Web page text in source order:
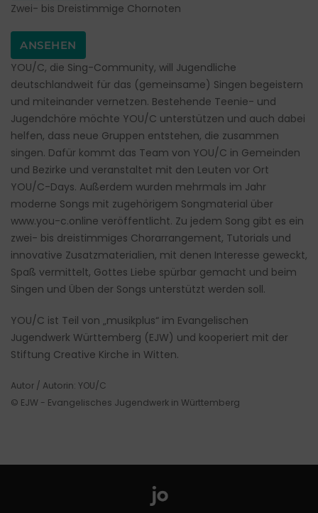
Zwei- bis Dreistimmige Chornoten
ANSEHEN
YOU/C, die Sing-Community, will Jugendliche
deutschlandweit für das (gemeinsame) Singen begeistern
und miteinander vernetzen. Bestehende Teenie- und
Jugendchöre möchte YOU/C unterstützen und auch dabei
helfen, dass neue Gruppen entstehen, die zusammen
singen. Dafür kommt das Team von YOU/C in Gemeinden
und Bezirke und veranstaltet mit den Leuten vor Ort
YOU/C-Days. Außerdem wurden mehrmals im Jahr
moderne Songs mit zugehörigem Songmaterial über
www.you-c.online veröffentlicht. Zu jedem Song gibt es ein
zwei- bis dreistimmiges Chorarrangement, Tutorials und
innovative Zusatzmaterialien, mit denen Interesse geweckt,
Spaß vermittelt, Gottes Liebe spürbar gemacht und beim
Singen und Üben der Songs unterstützt werden soll.
YOU/C ist Teil von „musikplus“ im Evangelischen
Jugendwerk Württemberg (EJW) und kooperiert mit der
Stiftung Creative Kirche in Witten.
Autor / Autorin: YOU/C
© EJW - Evangelisches Jugendwerk in Württemberg